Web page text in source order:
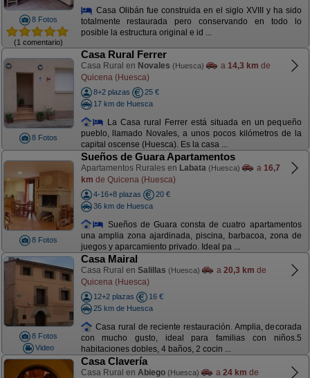
8 Fotos
(1 comentario)
Casa Olibán fue construida en el siglo XVIII y ha sido
totalmente restaurada pero conservando en todo lo
posible la estructura original e id ...
8 Fotos
Casa Rural Ferrer
Casa Rural en Novales (Huesca) a 14,3 km de
Quicena (Huesca)
8+2 plazas
25 €
17 km de Huesca
La Casa rural Ferrer está situada en un pequeño
pueblo, llamado Novales, a unos pocos kilómetros de la
capital oscense (Huesca). Es la casa ...
8 Fotos
Sueños de Guara Apartamentos
Apartamentos Rurales en Labata (Huesca) a 16,7
km de Quicena (Huesca)
4-16+8 plazas
20 €
36 km de Huesca
Sueños de Guara consta de cuatro apartamentos
una amplia zona ajardinada, piscina, barbacoa, zona de
juegos y aparcamiento privado. Ideal pa ...
8 Fotos
Video
Casa Mairal
Casa Rural en Salillas (Huesca) a 20,3 km de
Quicena (Huesca)
12+2 plazas
16 €
25 km de Huesca
Casa rural de reciente restauración. Amplia, decorada
con mucho gusto, ideal para familias con niños.5
habitaciones dobles, 4 baños, 2 cocin ...
Casa Clavería
Casa Rural en Abiego (Huesca) a 24 km de